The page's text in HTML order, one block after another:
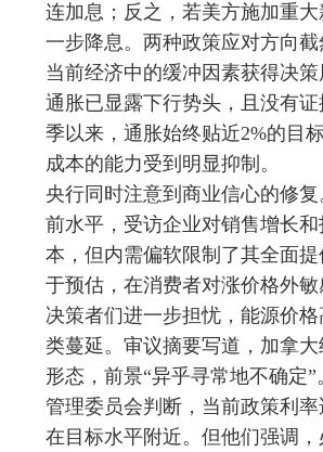
连加息；反之，若美方施加重
一步降息。两种政策应对方向截
当前经济中的缓冲因素获得决
通胀已显露下行势头，且没有
季以来，通胀始终贴近2%的目
成本的能力受到明显抑制。
央行同时注意到商业信心的修
前水平，受访企业对销售增长
本，但内需偏软限制了其全面
于预估，在消费者对涨价格外
决策者们进一步担忧，能源价
类蔓延。审议摘要写道，加拿
形态，前景“异乎寻常地不确定”
管理委员会判断，当前政策利
在目标水平附近。但他们强调